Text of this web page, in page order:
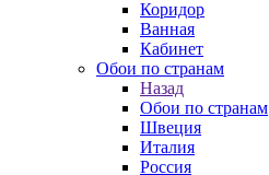
Коридор
Ванная
Кабинет
Обои по странам
Назад
Обои по странам
Швеция
Италия
Россия